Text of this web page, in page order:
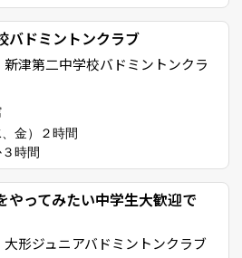
バドミントンクラブ
新津第二中学校バドミントンクラ
金）２時間
時間
やってみたい中学生大歓迎で
大形ジュニアバドミントンクラブ